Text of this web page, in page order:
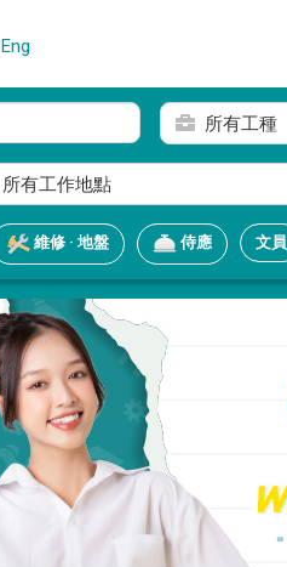
Eng
所有工種
所有工作地點
維修 · 地盤 侍應 文員